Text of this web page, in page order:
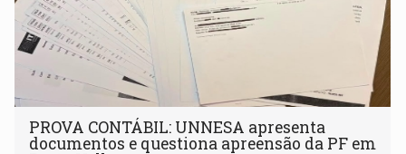
PROVA CONTÁBIL: UNNESA apresenta
documentos e questiona apreensão da PF em